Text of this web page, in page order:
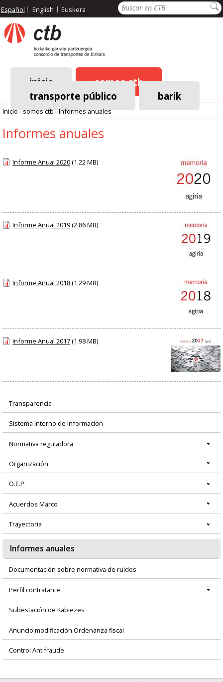
Pasar
al
contenido
principal
Buscar
Español English Euskera
Menú
principal
inicio
somos ctb
transporte público
barik
Ruta
Inicio›somos ctb›Informes anuales
Informes anuales
Informe Anual 2020(1.22 MB)
Informe Anual 2019(2.86 MB)
Informe Anual 2018(1.29 MB)
Informe Anual 2017(1.98 MB)
Menú
principal
Transparencia
Sistema Interno de Informacion
Normativa reguladora
Organización
O.E.P.
Acuerdos Marco
Trayectoria
Informes anuales
Documentación sobre normativa de ruidos
Perfil contratante
Subestación de Kabiezes
Anuncio modificación Ordenanza fiscal
Control Antifraude